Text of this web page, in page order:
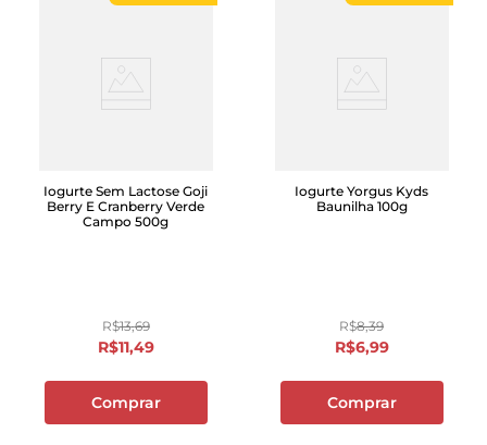
Iogurte Sem Lactose Goji
Berry E Cranberry Verde
Campo 500g
R$13,69
R$11,49
Comprar
Iogurte Yorgus Kyds
Baunilha 100g
R$8,39
R$6,99
Comprar